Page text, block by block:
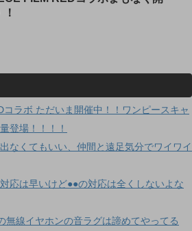
コラボ ただいま開催中！！ワンピースキャ
登場！！！！
なくてもいい、仲間と遠足気分でワイワイ
応は早いけど●●の対応は全くしないよな
無線イヤホンの音ラグは諦めてやってる